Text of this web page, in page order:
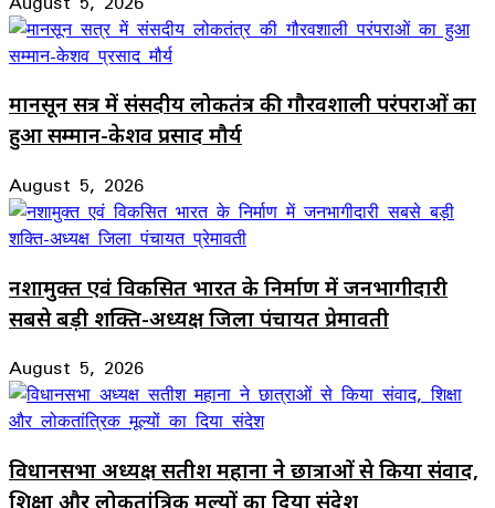
मानसून सत्र में संसदीय लोकतंत्र की गौरवशाली परंपराओं का
हुआ सम्मान-केशव प्रसाद मौर्य
August 5, 2026
नशामुक्त एवं विकसित भारत के निर्माण में जनभागीदारी
सबसे बड़ी शक्ति-अध्यक्ष जिला पंचायत प्रेमावती
August 5, 2026
विधानसभा अध्यक्ष सतीश महाना ने छात्राओं से किया संवाद,
शिक्षा और लोकतांत्रिक मूल्यों का दिया संदेश